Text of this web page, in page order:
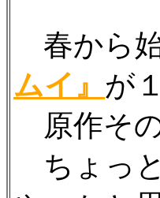
春から
ムイ』 が
原作そ
ちょっ